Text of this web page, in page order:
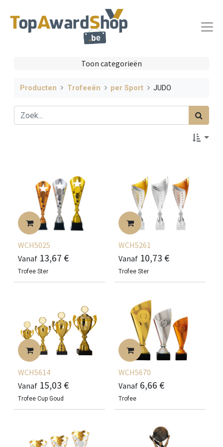
Toon categorieën
Producten Trofeeën per Sport JUDO
WCH5025
Vanaf 13,67 €
Trofee Ster
WCH5261
Vanaf 10,73 €
Trofee Ster
WCH5614
Vanaf 15,03 €
Trofee Cup Goud
WCH5670
Vanaf 6,66 €
Trofee